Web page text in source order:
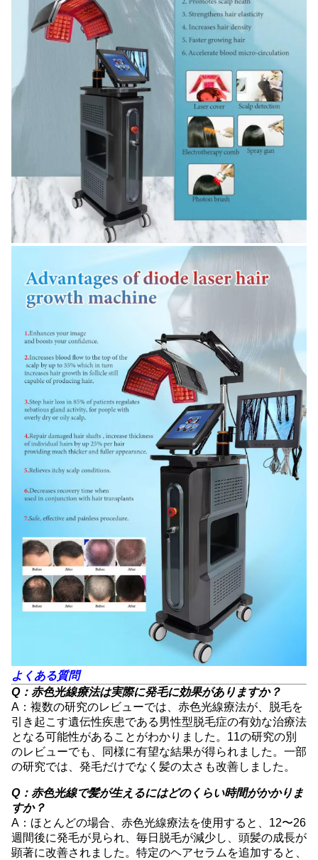
よくある質問
Q：赤色光線療法は実際に発毛に効果がありますか？
A：複数の研究のレビューでは、赤色光線療法が、脱毛を
引き起こす遺伝性疾患である男性型脱毛症の有効な治療法
となる可能性があることがわかりました。11の研究の別
のレビューでも、同様に有望な結果が得られました。一部
の研究では、発毛だけでなく髪の太さも改善しました。
Q：赤色光線で髪が生えるにはどのくらい時間がかかりま
すか？
A：ほとんどの場合、赤色光線療法を使用すると、12〜26
週間後に発毛が見られ、毎日脱毛が減少し、頭髪の成長が
顕著に改善されました。特定のヘアセラムを追加すると、